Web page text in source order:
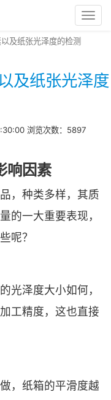
及纸张光泽度的检测
及纸张光泽度
浏览次数：5897
响因素
，种类多样，其质
的一大重要表现，
呢？
光泽度大小如何，
工精度，这也直接
，纸箱的平滑度越